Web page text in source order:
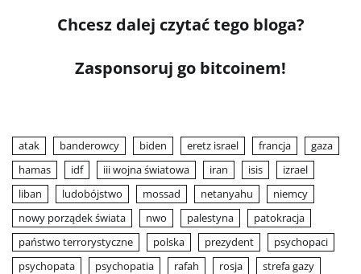
Chcesz dalej czytać tego bloga?
Zasponsoruj go bitcoinem!
atak banderowcy biden eretz israel francja
gaza
hamas
idf iii wojna światowa iran isis
izrael
liban
ludobójstwo mossad netanyahu
niemcy
nowy porządek świata
nwo palestyna
patokracja
państwo terrorystyczne
polska prezydent
psychopaci
psychopata
psychopatia rafah rosja strefa gazy